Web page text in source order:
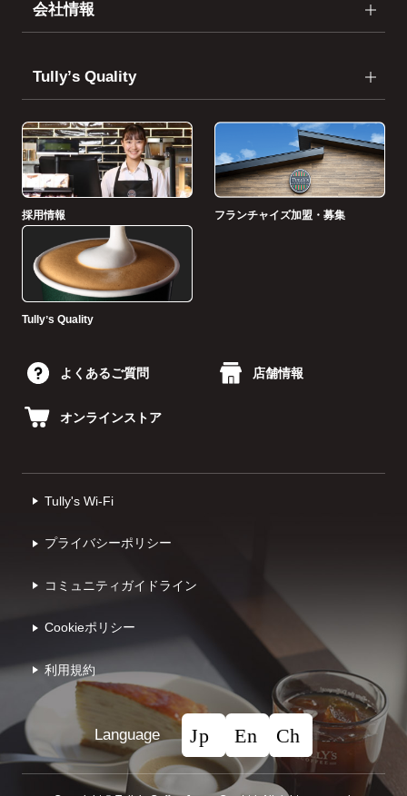
会社情報
Tullyʼs Quality
採用情報 フランチャイズ加盟・募集
Tullyʼs Quality
よくあるご質問 店舗情報
オンラインストア
Tully's Wi-Fi
プライバシーポリシー
コミュニティガイドライン
Cookieポリシー
利⽤規約
Language